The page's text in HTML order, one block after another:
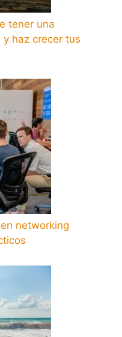
tener una
y haz crecer tus
networking